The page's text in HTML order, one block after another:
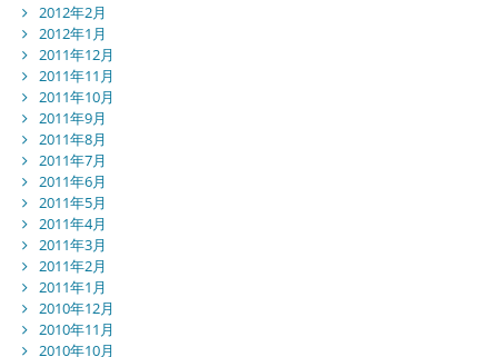
2012年2月
2012年1月
2011年12月
2011年11月
2011年10月
2011年9月
2011年8月
2011年7月
2011年6月
2011年5月
2011年4月
2011年3月
2011年2月
2011年1月
2010年12月
2010年11月
2010年10月